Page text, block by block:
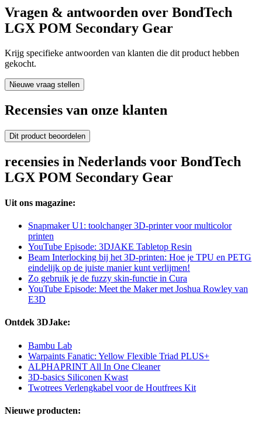
Vragen & antwoorden over BondTech
LGX POM Secondary Gear
Krijg specifieke antwoorden van klanten die dit product hebben
gekocht.
Nieuwe vraag stellen
Recensies van onze klanten
Dit product beoordelen
recensies in Nederlands voor BondTech
LGX POM Secondary Gear
Uit ons magazine:
Snapmaker U1: toolchanger 3D-printer voor multicolor
printen
YouTube Episode: 3DJAKE Tabletop Resin
Beam Interlocking bij het 3D-printen: Hoe je TPU en PETG
eindelijk op de juiste manier kunt verlijmen!
Zo gebruik je de fuzzy skin-functie in Cura
YouTube Episode: Meet the Maker met Joshua Rowley van
E3D
Ontdek 3DJake:
Bambu Lab
Warpaints Fanatic: Yellow Flexible Triad PLUS+
ALPHAPRINT All In One Cleaner
3D-basics Siliconen Kwast
Twotrees Verlengkabel voor de Houtfrees Kit
Nieuwe producten: